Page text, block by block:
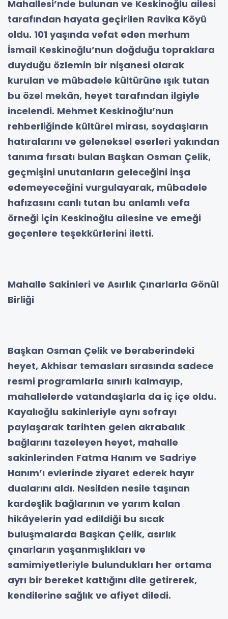
Mahallesi’nde bulunan ve Keskinoğlu ailesi
tarafından hayata geçirilen Ravika Köyü
oldu. 101 yaşında vefat eden merhum
İsmail Keskinoğlu’nun doğduğu topraklara
duyduğu özlemin bir nişanesi olarak
kurulan ve mübadele kültürüne ışık tutan
bu özel mekân, heyet tarafından ilgiyle
incelendi. Mehmet Keskinoğlu’nun
rehberliğinde kültürel mirası, soydaşların
hatıralarını ve geleneksel eserleri yakından
tanıma fırsatı bulan Başkan Osman Çelik,
geçmişini unutanların geleceğini inşa
edemeyeceğini vurgulayarak, mübadele
hafızasını canlı tutan bu anlamlı vefa
örneği için Keskinoğlu ailesine ve emeği
geçenlere teşekkürlerini iletti.
Mahalle Sakinleri ve Asırlık Çınarlarla Gönül
Birliği
Başkan Osman Çelik ve beraberindeki
heyet, Akhisar temasları sırasında sadece
resmi programlarla sınırlı kalmayıp,
mahallelerde vatandaşlarla da iç içe oldu.
Kayalıoğlu sakinleriyle aynı sofrayı
paylaşarak tarihten gelen akrabalık
bağlarını tazeleyen heyet, mahalle
sakinlerinden Fatma Hanım ve Sadriye
Hanım’ı evlerinde ziyaret ederek hayır
dualarını aldı. Nesilden nesile taşınan
kardeşlik bağlarının ve yarım kalan
hikâyelerin yad edildiği bu sıcak
buluşmalarda Başkan Çelik, asırlık
çınarların yaşanmışlıkları ve
samimiyetleriyle bulundukları her ortama
ayrı bir bereket kattığını dile getirerek,
kendilerine sağlık ve afiyet diledi.